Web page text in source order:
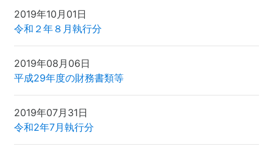
2019年10月01日
令和２年８月執行分
2019年08月06日
平成29年度の財務書類等
2019年07月31日
令和2年7月執行分